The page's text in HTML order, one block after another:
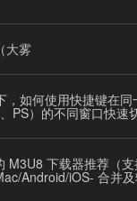
大雾
，如何使用快捷键在同
PS）的不同窗口快速
M3U8 下载器推荐（
Android/iOS- 合并及